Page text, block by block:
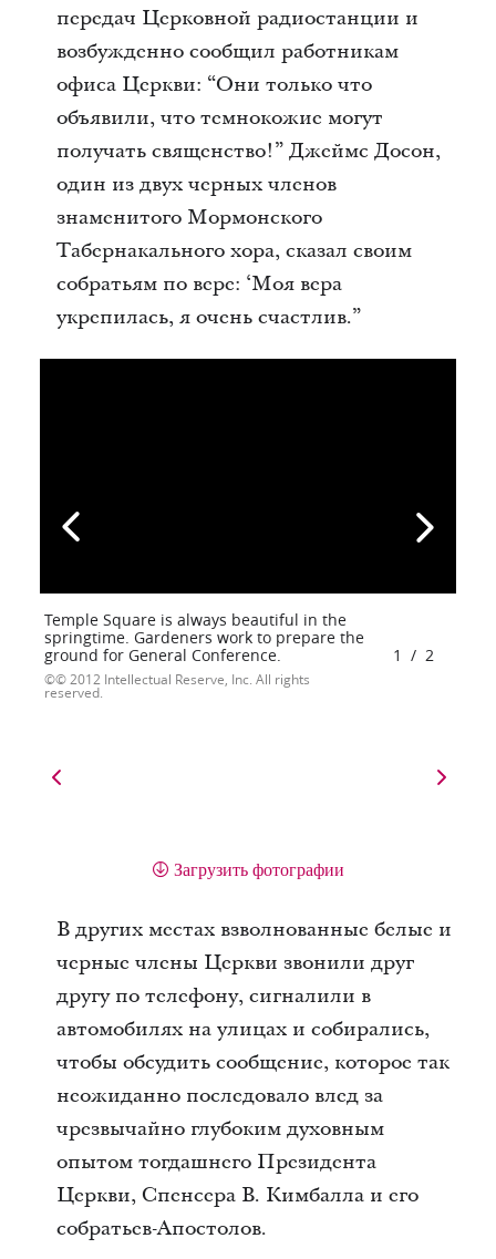
передач Церковной радиостанции и
возбужденно сообщил работникам
офиса Церкви: “Они только что
объявили, что темнокожие могут
получать священство!” Джеймс Досон,
один из двух черных членов
знаменитого Мормонского
Табернакального хора, сказал своим
собратьям по вере: ‘Моя вера
укрепилась, я очень счастлив.”
Temple Square is always beautiful in the
springtime. Gardeners work to prepare the
ground for General Conference.
© 2012 Intellectual Reserve, Inc. All rights
reserved.
1 / 2
Загрузить фотографии
В других местах взволнованные белые и
черные члены Церкви звонили друг
другу по телефону, сигналили в
автомобилях на улицах и собирались,
чтобы обсудить сообщение, которое так
неожиданно последовало влед за
чрезвычайно глубоким духовным
опытом тогдашнего Президента
Церкви, Спенсера В. Кимбалла и его
собратьев-Апостолов.